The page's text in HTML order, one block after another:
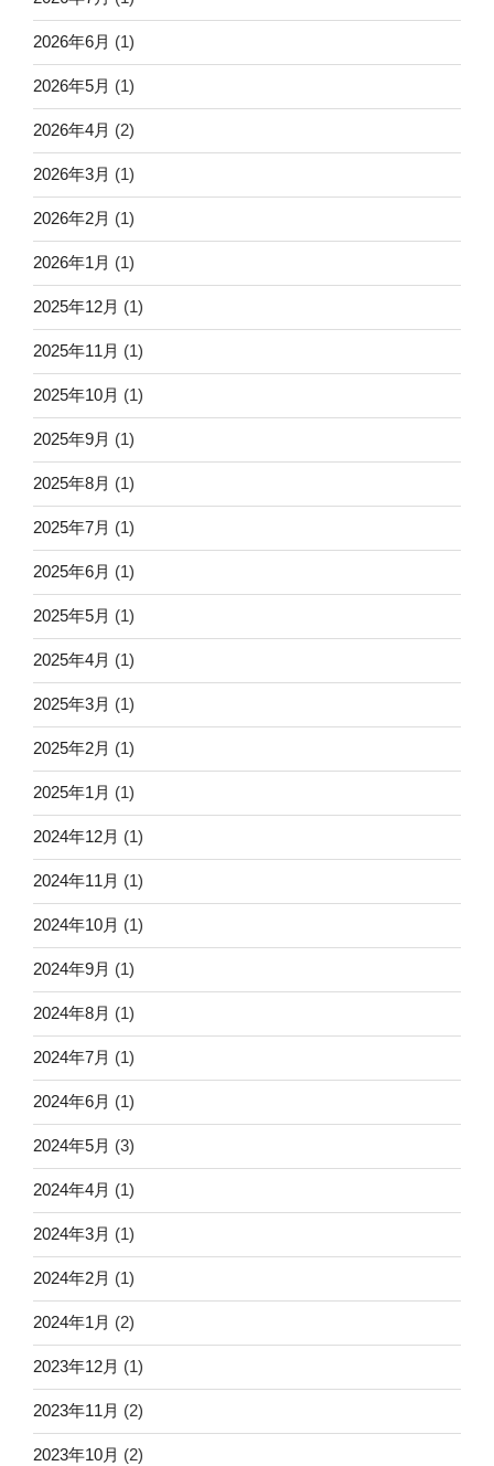
2026年6月 (1)
2026年5月 (1)
2026年4月 (2)
2026年3月 (1)
2026年2月 (1)
2026年1月 (1)
2025年12月 (1)
2025年11月 (1)
2025年10月 (1)
2025年9月 (1)
2025年8月 (1)
2025年7月 (1)
2025年6月 (1)
2025年5月 (1)
2025年4月 (1)
2025年3月 (1)
2025年2月 (1)
2025年1月 (1)
2024年12月 (1)
2024年11月 (1)
2024年10月 (1)
2024年9月 (1)
2024年8月 (1)
2024年7月 (1)
2024年6月 (1)
2024年5月 (3)
2024年4月 (1)
2024年3月 (1)
2024年2月 (1)
2024年1月 (2)
2023年12月 (1)
2023年11月 (2)
2023年10月 (2)